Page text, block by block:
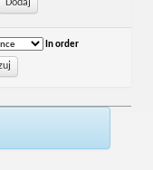
In order